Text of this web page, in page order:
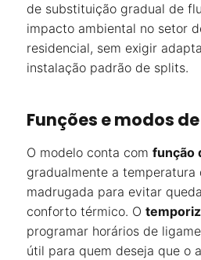
de substituição gradual de
impacto ambiental no setor
residencial, sem exigir
instalação padrão de splits.
Funções e modos
O modelo conta com função
gradualmente a temperatura
madrugada para evitar
conforto térmico. O
programar horários de
útil para quem deseja que o